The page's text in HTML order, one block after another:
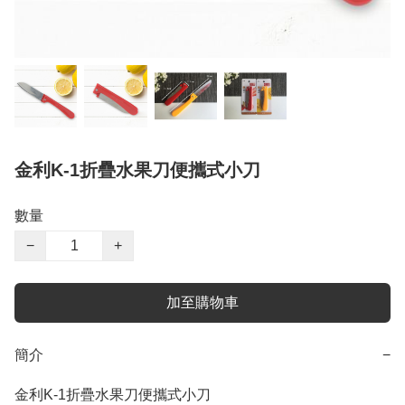
金利K-1折疊水果刀便攜式小刀
數量
−
+
加至購物車
簡介 −
金利K-1折疊水果刀便攜式小刀